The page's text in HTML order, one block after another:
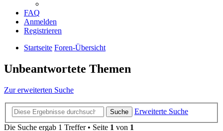
FAQ
Anmelden
Registrieren
Startseite Foren-Übersicht
Unbeantwortete Themen
Zur erweiterten Suche
Suche
Erweiterte Suche
Die Suche ergab 1 Treffer • Seite 1 von 1